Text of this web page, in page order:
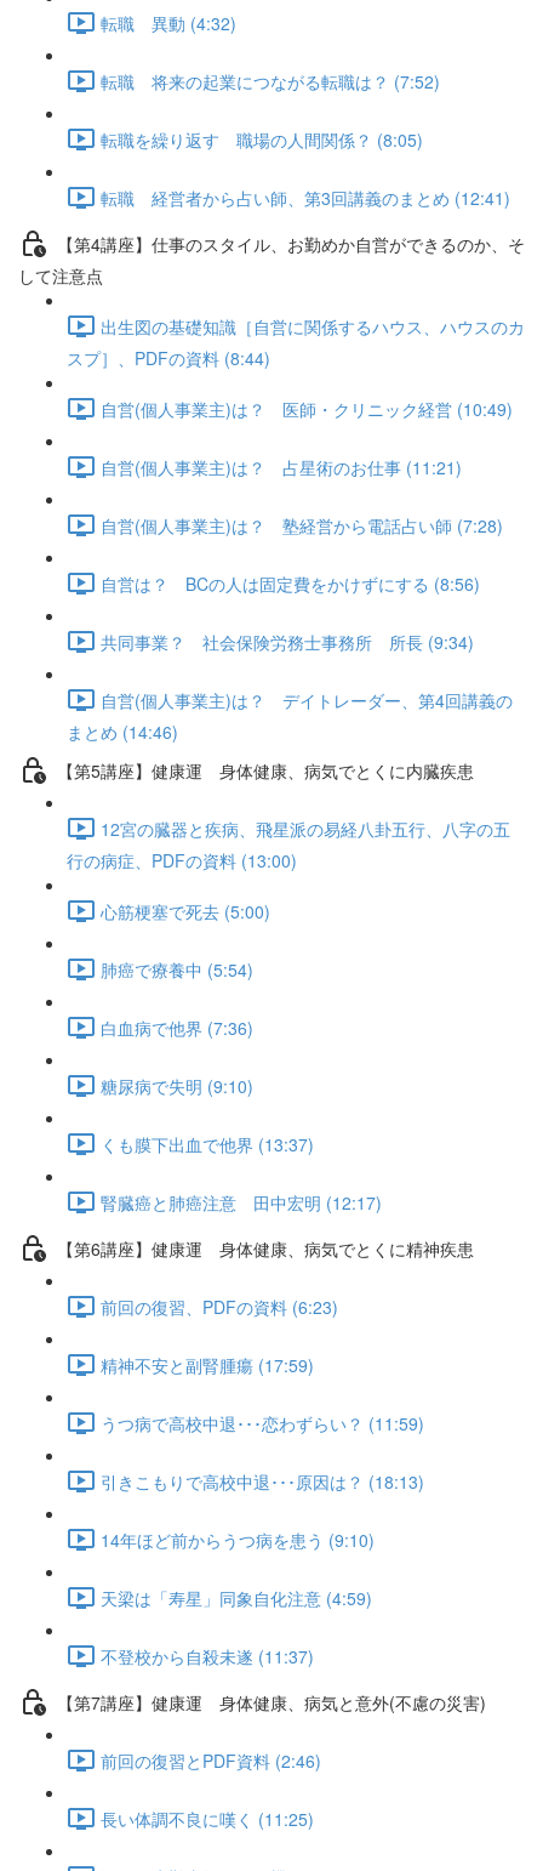
転職 異動 (4:32)
転職 将来の起業につながる転職は？ (7:52)
転職を繰り返す 職場の人間関係？ (8:05)
転職 経営者から占い師、第3回講義のまとめ (12:41)
【第4講座】仕事のスタイル、お勤めか自営ができるのか、そ
して注意点
出生図の基礎知識［自営に関係するハウス、ハウスのカ
スプ］、PDFの資料 (8:44)
自営(個人事業主)は？ 医師・クリニック経営 (10:49)
自営(個人事業主)は？ 占星術のお仕事 (11:21)
自営(個人事業主)は？ 塾経営から電話占い師 (7:28)
自営は？ BCの人は固定費をかけずにする (8:56)
共同事業？ 社会保険労務士事務所 所長 (9:34)
自営(個人事業主)は？ デイトレーダー、第4回講義の
まとめ (14:46)
【第5講座】健康運 身体健康、病気でとくに内臓疾患
12宮の臓器と疾病、飛星派の易経八卦五行、八字の五
行の病症、PDFの資料 (13:00)
心筋梗塞で死去 (5:00)
肺癌で療養中 (5:54)
白血病で他界 (7:36)
糖尿病で失明 (9:10)
くも膜下出血で他界 (13:37)
腎臓癌と肺癌注意 田中宏明 (12:17)
【第6講座】健康運 身体健康、病気でとくに精神疾患
前回の復習、PDFの資料 (6:23)
精神不安と副腎腫瘍 (17:59)
うつ病で高校中退･･･恋わずらい？ (11:59)
引きこもりで高校中退･･･原因は？ (18:13)
14年ほど前からうつ病を患う (9:10)
天梁は「寿星」同象自化注意 (4:59)
不登校から自殺未遂 (11:37)
【第7講座】健康運 身体健康、病気と意外(不慮の災害)
前回の復習とPDF資料 (2:46)
長い体調不良に嘆く (11:25)